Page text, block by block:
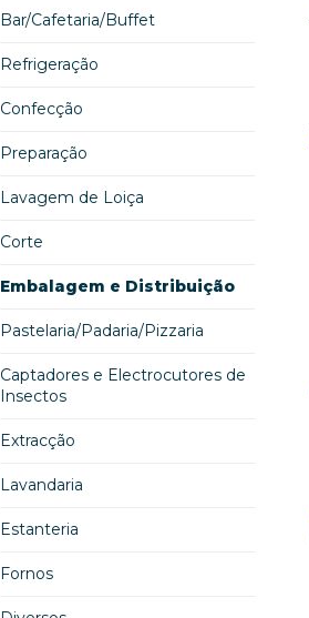
Bar/Cafetaria/Buffet
Refrigeração
Confecção
Preparação
Lavagem de Loiça
Corte
Embalagem e Distribuição
Pastelaria/Padaria/Pizzaria
Captadores e Electrocutores de
Insectos
Extracção
Lavandaria
Estanteria
Fornos